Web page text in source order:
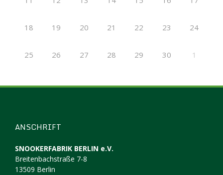
18 19 20 21 22 23 24
25 26 27 28 29 30 1
ANSCHRIFT
SNOOKERFABRIK BERLIN e.V.
Breitenbachstraße 7-8
13509 Berlin